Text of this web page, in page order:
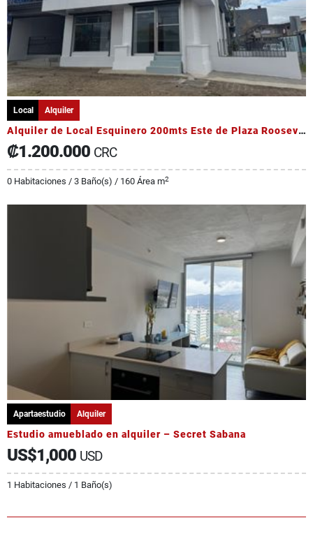
Local Alquiler
Alquiler de Local Esquinero 200mts Este de Plaza Roosevelt
₡1.200.000 CRC
0 Habitaciones / 3 Baño(s) / 160 Área m2
Apartaestudio Alquiler
Estudio amueblado en alquiler – Secret Sabana
US$1,000 USD
1 Habitaciones / 1 Baño(s)